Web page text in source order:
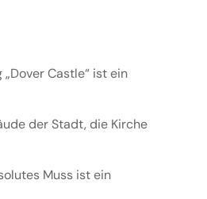
Castle“ ist ein
der Stadt, die Kirche
Muss ist ein